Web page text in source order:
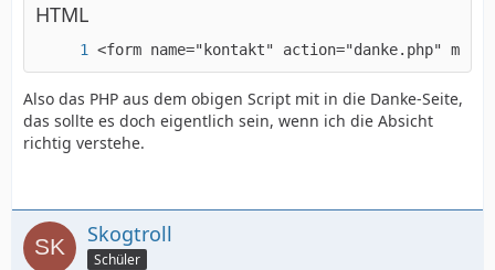
HTML
<form name="kontakt" action="danke.php"
Also das PHP aus dem obigen Script mit in die Danke-Seite,
das sollte es doch eigentlich sein, wenn ich die Absicht
richtig verstehe.
Skogtroll
Schüler